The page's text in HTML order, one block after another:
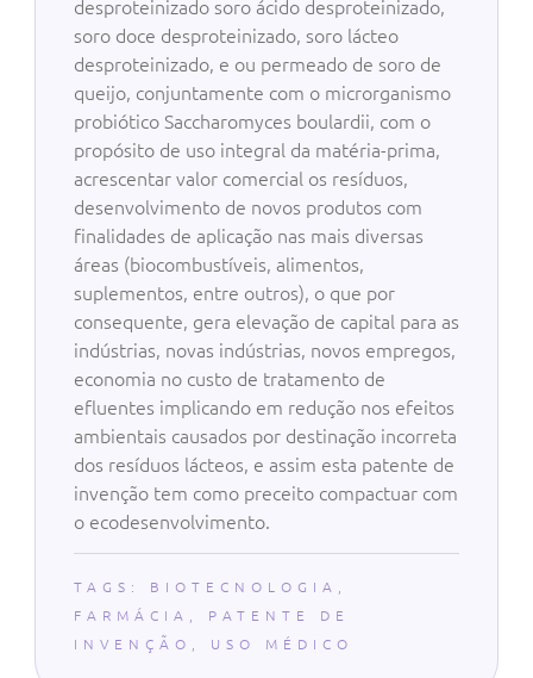
desproteinizado soro ácido desproteinizado,
soro doce desproteinizado, soro lácteo
desproteinizado, e ou permeado de soro de
queijo, conjuntamente com o microrganismo
probiótico Saccharomyces boulardii, com o
propósito de uso integral da matéria-prima,
acrescentar valor comercial os resíduos,
desenvolvimento de novos produtos com
finalidades de aplicação nas mais diversas
áreas (biocombustíveis, alimentos,
suplementos, entre outros), o que por
consequente, gera elevação de capital para as
indústrias, novas indústrias, novos empregos,
economia no custo de tratamento de
efluentes implicando em redução nos efeitos
ambientais causados por destinação incorreta
dos resíduos lácteos, e assim esta patente de
invenção tem como preceito compactuar com
o ecodesenvolvimento.
TAGS: BIOTECNOLOGIA
FARMÁCIA
PATENTE DE
INVENÇÃO
USO MÉDICO